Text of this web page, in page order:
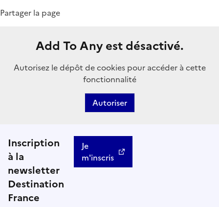
Partager la page
Add To Any est désactivé.
Autorisez le dépôt de cookies pour accéder à cette
fonctionnalité
Autoriser
Inscription
à la
newsletter
Destination
France
Je
m'inscris